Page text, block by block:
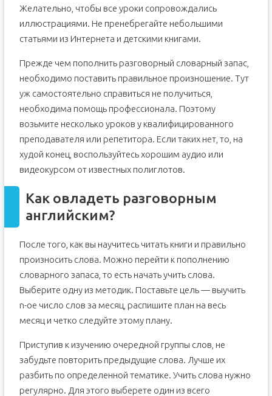
Желательно, чтобы все уроки сопровождались
иллюстрациями. Не пренебрегайте небольшими
статьями из Интернета и детскими книгами.
Прежде чем пополнить разговорный словарный запас,
необходимо поставить правильное произношение. Тут
уж самостоятельно справиться не получиться,
необходима помощь профессионала. Поэтому
возьмите несколько уроков у квалифицированного
преподавателя или репетитора. Если таких нет, то, на
худой конец, воспользуйтесь хорошим аудио или
видеокурсом от известных полиглотов.
Как овладеть разговорным
английским?
После того, как вы научитесь читать книги и правильно
произносить слова. Можно перейти к пополнению
словарного запаса, то есть начать учить слова.
Выберите одну из методик. Поставьте цель — выучить
n-ое число слов за месяц, распишите план на весь
месяц и четко следуйте этому плану.
Приступив к изучению очередной группы слов, не
забудьте повторить предыдущие слова. Лучше их
разбить по определенной тематике. Учить слова нужно
регулярно. Для этого выберете один из всего